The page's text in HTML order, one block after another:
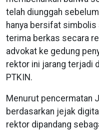
telah diunggah
hanya bersifat simbolis
terima berkas secara
advokat ke gedung
rektor ini jarang terjadi
PTKIN.
Menurut pencermatan
berdasarkan jejak
rektor dipandang